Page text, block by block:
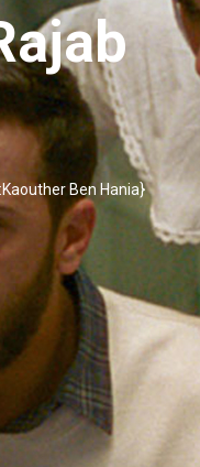
Ben Hania}